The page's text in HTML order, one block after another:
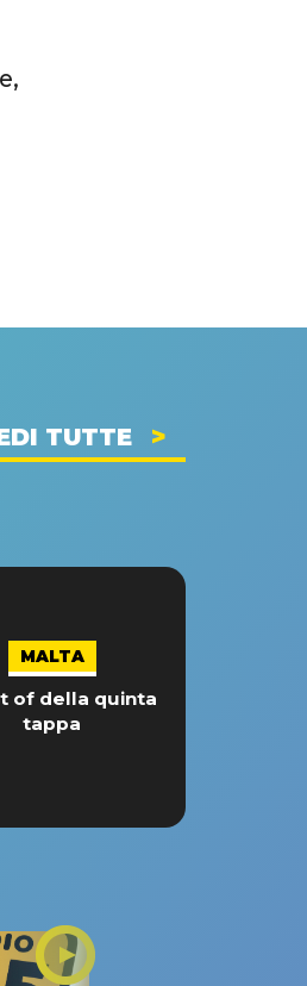
TUTTE
MALTA
of della quinta
tappa